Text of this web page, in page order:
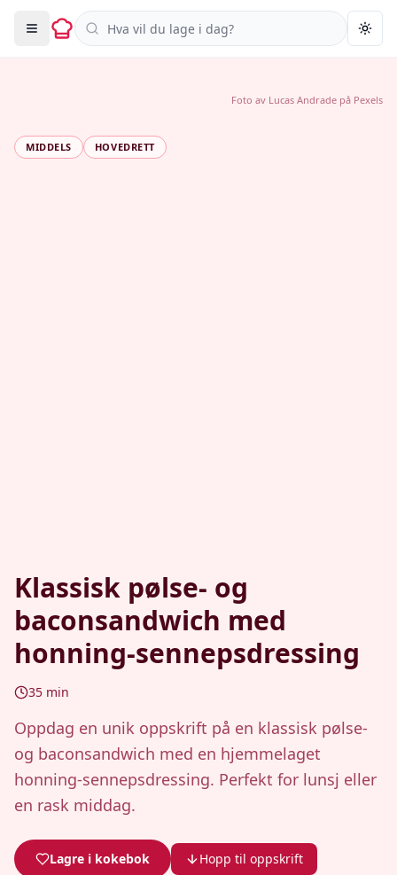
Søk i oppskrifter
MIDDELS HOVEDRETT
Klassisk pølse- og
baconsandwich med
honning-sennepsdressing
35 min
Oppdag en unik oppskrift på en klassisk pølse-
og baconsandwich med en hjemmelaget
honning-sennepsdressing. Perfekt for lunsj eller
en rask middag.
Lagre i kokebok Hopp til oppskrift
Foto av Lucas Andrade på Pexels